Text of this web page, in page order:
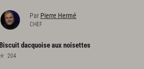
Par Pierre Hermé
CHEF
Biscuitdacquoiseauxnoisettes
204